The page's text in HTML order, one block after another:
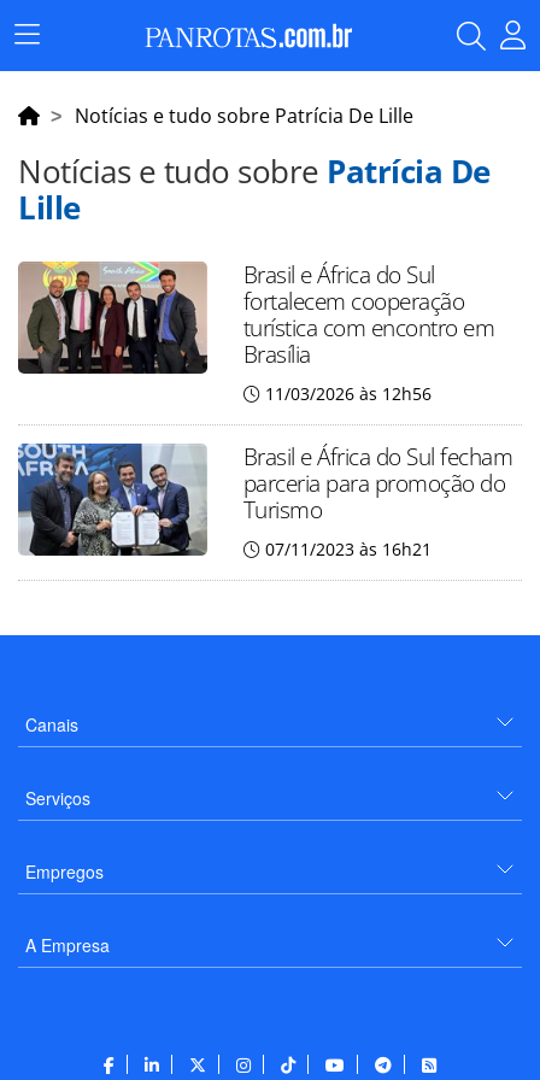
Menu
Principal
Notícias e tudo sobre Patrícia De Lille
Notícias e tudo sobre Patrícia De
Lille
Brasil e África do Sul
fortalecem cooperação
turística com encontro em
Brasília
11/03/2026 às 12h56
Brasil e África do Sul fecham
parceria para promoção do
Turismo
07/11/2023 às 16h21
Canais
Serviços
Empregos
A Empresa